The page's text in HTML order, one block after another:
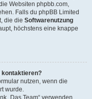
Websiten phpbb.com,
Falls du phpBB Limited
die die Softwarenutzung
höchstens eine knappe
kontaktieren?
nutzen, wenn die
wurde.
„Das Team“ verwenden.